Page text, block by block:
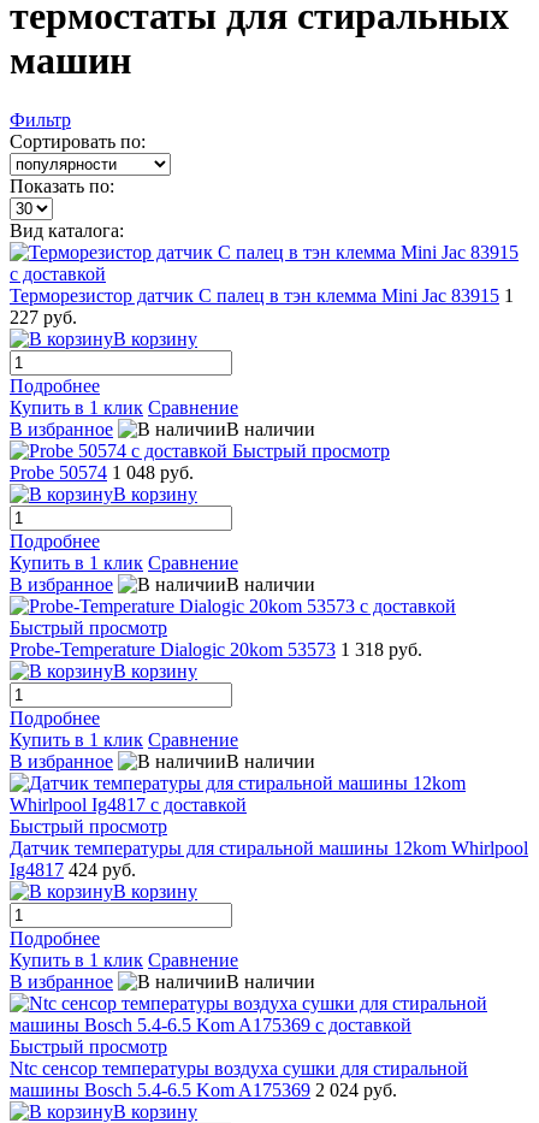
термостаты для стиральных
машин
Фильтр
Сортировать по:
Показать по:
Вид каталога:
Терморезистор датчик C палец в тэн клемма Mini Jac 83915 1
227 руб.
В корзину
Подробнее
Купить в 1 клик Сравнение
В избранное
В наличии
Быстрый просмотр
Probe 50574 1 048 руб.
В корзину
Подробнее
Купить в 1 клик Сравнение
В избранное
В наличии
Быстрый просмотр
Probe-Temperature Dialogic 20kom 53573 1 318 руб.
В корзину
Подробнее
Купить в 1 клик Сравнение
В избранное
В наличии
Быстрый просмотр
Датчик температуры для стиральной машины 12kom Whirlpool
Ig4817 424 руб.
В корзину
Подробнее
Купить в 1 клик Сравнение
В избранное
В наличии
Быстрый просмотр
Ntc сенсор температуры воздуха сушки для стиральной
машины Bosch 5.4-6.5 Kom A175369 2 024 руб.
В корзину